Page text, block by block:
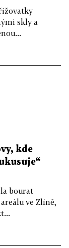
skly a
kde
bourat
ve Zlíně,